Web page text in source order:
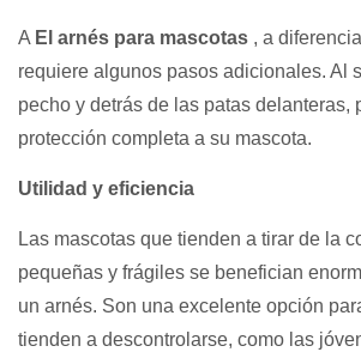
A El arnés para mascotas , a
requiere algunos pasos adicionales. Al
pecho y detrás de las patas delanteras,
protección completa a su mascota.
Utilidad y eficiencia
Las mascotas que tienden a tirar de la
pequeñas y frágiles se benefician
un arnés. Son una excelente opción
tienden a descontrolarse, como las